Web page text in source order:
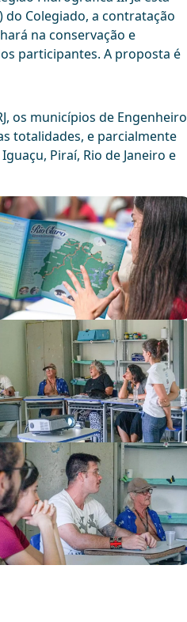
do Colegiado, a contratação
na conservação e
participantes. A proposta é
os municípios de Engenheiro
totalidades, e parcialmente
Piraí, Rio de Janeiro e